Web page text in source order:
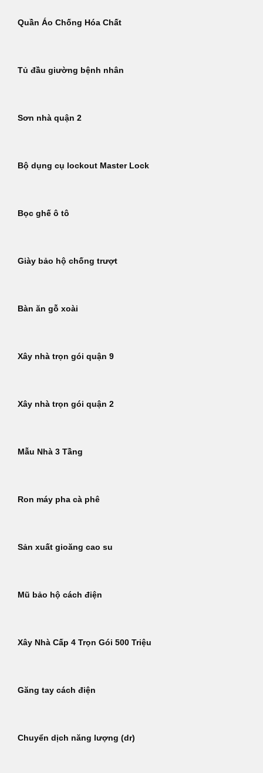
Quần Áo Chống Hóa Chất
Tủ đầu giường bệnh nhân
Sơn nhà quận 2
Bộ dụng cụ lockout Master Lock
Bọc ghế ô tô
Giày bảo hộ chống trượt
Bàn ăn gỗ xoài
Xây nhà trọn gói quận 9
Xây nhà trọn gói quận 2
Mẫu Nhà 3 Tầng
Ron máy pha cà phê
Sản xuất gioăng cao su
Mũ bảo hộ cách điện
Xây Nhà Cấp 4 Trọn Gói 500 Triệu
Găng tay cách điện
Chuyển dịch năng lượng (dr)